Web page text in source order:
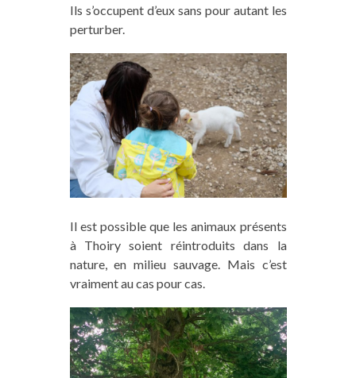
Ils s’occupent d’eux sans pour autant les
perturber.
Il est possible que les animaux présents
à Thoiry soient réintroduits dans la
nature, en milieu sauvage. Mais c’est
vraiment au cas pour cas.